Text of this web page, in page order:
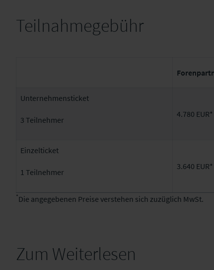
Teilnahmegebühr
Unternehmensticket
3 Teilnehmer
4.780 EUR*
Einzelticket
1 Teilnehmer
3.640 EUR*
*Die angegebenen Preise verstehen sich zuzüglich MwSt.
Zum Weiterlesen